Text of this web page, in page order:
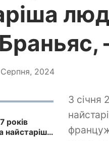
2024
років
найстаріша
З січня